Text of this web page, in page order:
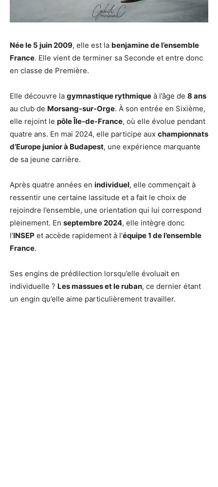
Née le 5 juin 2009, elle est la benjamine de l’ensemble
France. Elle vient de terminer sa Seconde et entre donc
en classe de Première.
Elle découvre la gymnastique rythmique à l’âge de 8 ans
au club de Morsang-sur-Orge. À son entrée en Sixième,
elle rejoint le pôle Île-de-France, où elle évolue pendant
quatre ans. En mai 2024, elle participe aux championnats
d’Europe junior à Budapest, une expérience marquante
de sa jeune carrière.
Après quatre années en individuel, elle commençait à
ressentir une certaine lassitude et a fait le choix de
rejoindre l’ensemble, une orientation qui lui correspond
pleinement. En septembre 2024, elle intègre donc
l’INSEP et accède rapidement à l’équipe 1 de l’ensemble
France.
Ses engins de prédilection lorsqu’elle évoluait en
individuelle ? Les massues et le ruban, ce dernier étant
un engin qu’elle aime particulièrement travailler.